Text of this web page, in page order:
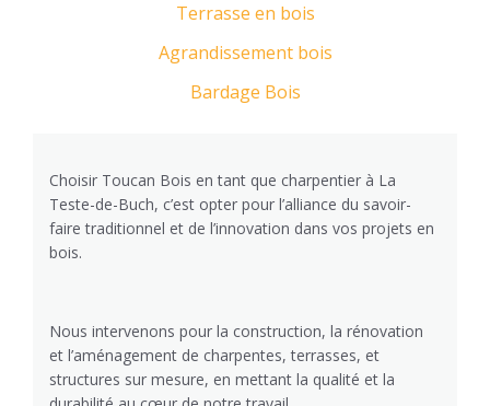
Terrasse en bois
Agrandissement bois
Bardage Bois
Choisir Toucan Bois en tant que charpentier à La
Teste-de-Buch, c’est opter pour l’alliance du savoir-
faire traditionnel et de l’innovation dans vos projets en
bois.
Nous intervenons pour la construction, la rénovation
et l’aménagement de charpentes, terrasses, et
structures sur mesure, en mettant la qualité et la